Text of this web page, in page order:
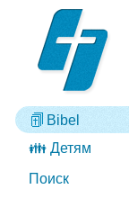
Bibel
👪 Детям
Поиск